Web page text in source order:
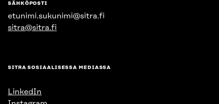
SÄHKÖPOSTI
etunimi.sukunimi@sitra.fi
sitra@sitra.fi
SITRA SOSIAALISESSA MEDIASSA
LinkedIn